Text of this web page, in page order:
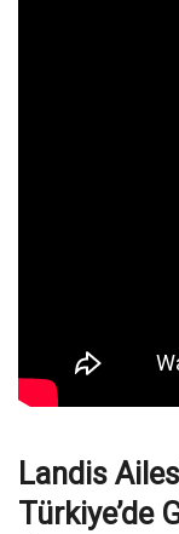
Landis
Türkiye’de